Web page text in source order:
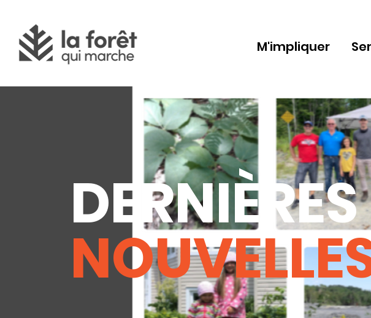
M'impliquer
DERNIÈRES